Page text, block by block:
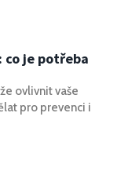
co je potřeba
ovlivnit vaše
pro prevenci i